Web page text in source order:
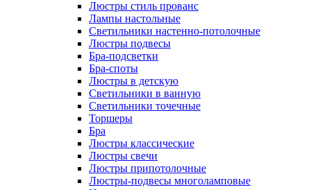
Люстры стиль прованс
Лампы настольные
Светильники настенно-потолочные
Люстры подвесы
Бра-подсветки
Бра-споты
Люстры в детскую
Светильники в ванную
Светильники точечные
Торшеры
Бра
Люстры классические
Люстры свечи
Люстры припотолочные
Люстры-подвесы многоламповые